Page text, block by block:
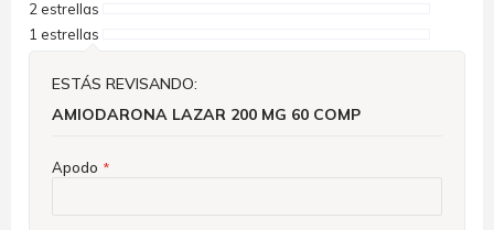
2 estrellas
1 estrellas
ESTÁS REVISANDO:
AMIODARONA LAZAR 200 MG 60 COMP
Apodo